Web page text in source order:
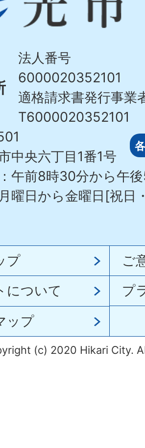
法人番号
6000020352101
適格請求書発行事業
T6000020352101
中央六丁目1番1号
午前8時30分から午
曜日から金曜日[祝日
プ
ご
について
プ
ップ
(c) 2020 Hikari City.